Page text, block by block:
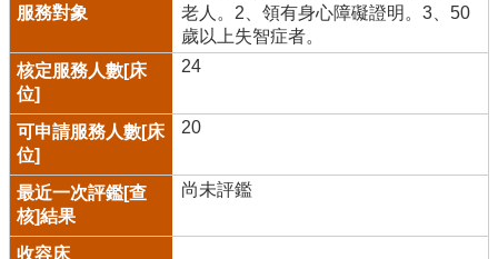
老人。2、領有身心障礙證明。3、50
歲以上失智症者。
24
20
尚未評鑑